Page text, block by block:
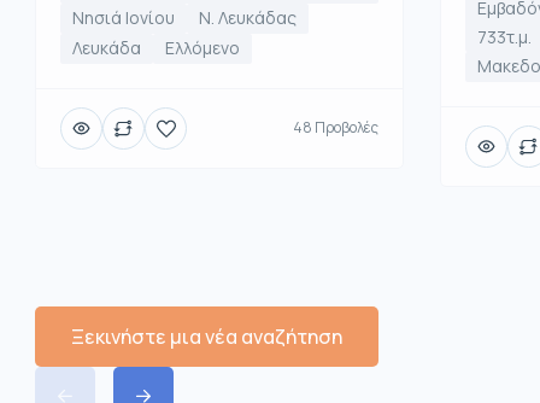
Νησιά Ιονίου
Ν. Λευκάδας
Λευκάδα
Ελλόμενο
48 Προβολές
733τ.μ.
Ξεκινήστε μια νέα αναζήτηση